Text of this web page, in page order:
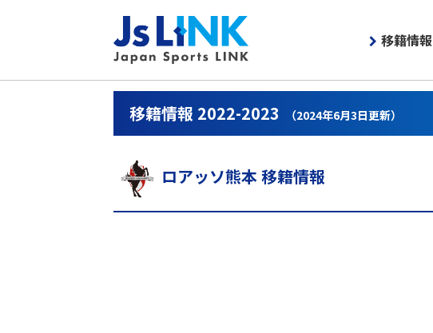
移籍情報
移籍情報 2022-2023 （2024年6月3日更新）
ロアッソ熊本 移籍情報